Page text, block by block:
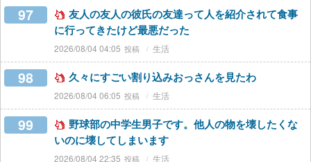
97
友人の友人の彼氏の友達って人を紹介されて食事
に行ってきたけど最悪だった
2026/08/04 04:05 生活
98 久々にすごい割り込みおっさんを見たわ
2026/08/04 06:05 生活
99
野球部の中学生男子です。他人の物を壊したくな
いのに壊してしまいます
2026/08/04 22:35 生活